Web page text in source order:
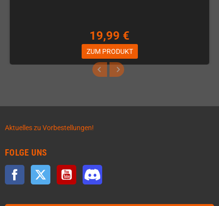
19,99 €
ZUM PRODUKT
Aktuelles zu Vorbestellungen!
FOLGE UNS
Facebook Twitter YouTube